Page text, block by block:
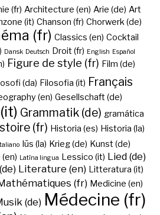
(fr) Architecture (en) Arie (de) Art
(it) Chanson (fr) Chorwerk (de)
(fr) Classics (en) Cocktail
Dansk Deutsch Droit (fr) English Español
Figure de style (fr) Film (de)
(da) Filosofia (it) Français
(en) Gesellschaft (de)
Grammatik (de) gramática
(fr) Historia (es) Historia (la)
Italiano Iūs (la) Krieg (de) Kunst (de)
Latīna lingua Lessico (it) Lied (de)
Literature (en) Litteratura (it)
(fr) Medicine (en)
(de) Médecine (fr)